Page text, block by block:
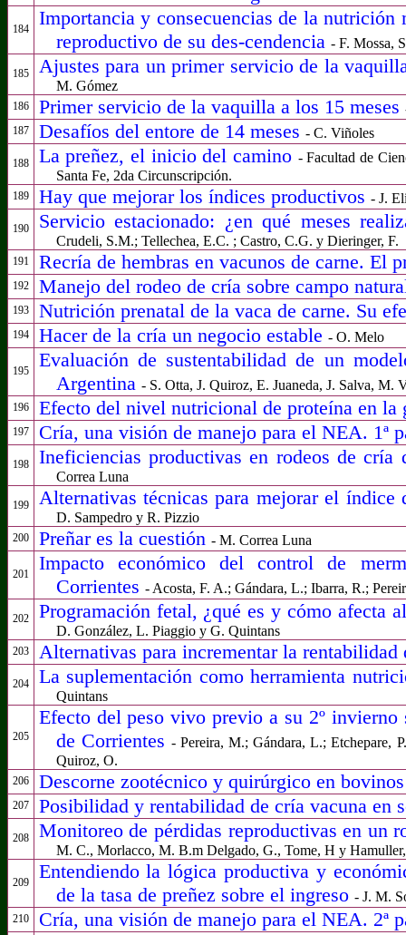
184
Importancia y consecuencias de la
reproductivo de su des-cendencia - F. Mossa,
185 Ajustes para un primer servicio de la
M. Gómez
186 Primer servicio de la vaquilla a los 15 meses
187 Desafíos del entore de 14 meses - C. Viñoles
188 La preñez, el inicio del camino - Facultad de
Santa Fe, 2da Circunscripción.
189 Hay que mejorar los índices productivos - J.
190 Servicio estacionado: ¿en qué meses
Crudeli, S.M.; Tellechea, E.C. ; Castro, C.G. y Dieringer, F.
191 Recría de hembras en vacunos de carne. El
192 Manejo del rodeo de cría sobre campo
193 Nutrición prenatal de la vaca de carne. Su
194 Hacer de la cría un negocio estable - O. Melo
195
Evaluación de sustentabilidad de un
Argentina - S. Otta, J. Quiroz, E. Juaneda, J. Salva, M.
196 Efecto del nivel nutricional de proteína en la
197 Cría, una visión de manejo para el NEA. 1ª
198 Ineficiencias productivas en rodeos de
Correa Luna
199 Alternativas técnicas para mejorar el
D. Sampedro y R. Pizzio
200 Preñar es la cuestión - M. Correa Luna
201
Impacto económico del control de
Corrientes - Acosta, F. A.; Gándara, L.; Ibarra, R.;
202 Programación fetal, ¿qué es y cómo afecta
D. González, L. Piaggio y G. Quintans
203 Alternativas para incrementar la
204 La suplementación como herramienta
Quintans
205
Efecto del peso vivo previo a su 2º
de Corrientes- Pereira, M.; Gándara, L.; Etchepare,
Quiroz, O.
206 Descorne zootécnico y quirúrgico en
207 Posibilidad y rentabilidad de cría vacuna en
208 Monitoreo de pérdidas reproductivas en un
M. C., Morlacco, M. B.m Delgado, G., Tome, H y
209
Entendiendo la lógica productiva y
de la tasa de preñez sobre el ingreso - J. M.
210 Cría, una visión de manejo para el NEA. 2ª